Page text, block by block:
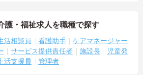
護・福祉求人を職種で探す
活相談員 看護助手
ケアマネージャー
サービス提供責任者 施設長
児童発
活支援員 管理者